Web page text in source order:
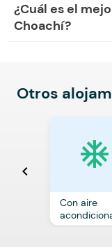
¿Cuál es el
Choachí?
Otros
chevron_left
ac_unit
Con aire